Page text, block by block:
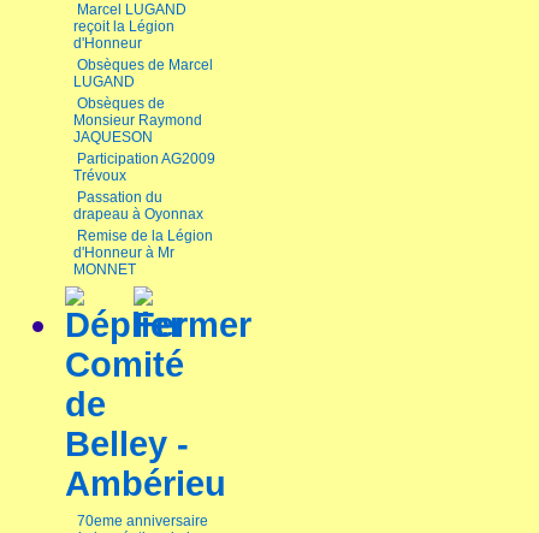
Marcel LUGAND
reçoit la Légion
d'Honneur
Obsèques de Marcel
LUGAND
Obsèques de
Monsieur Raymond
JAQUESON
Participation AG2009
Trévoux
Passation du
drapeau à Oyonnax
Remise de la Légion
d'Honneur à Mr
MONNET
Comité
de
Belley -
Ambérieu
70eme anniversaire